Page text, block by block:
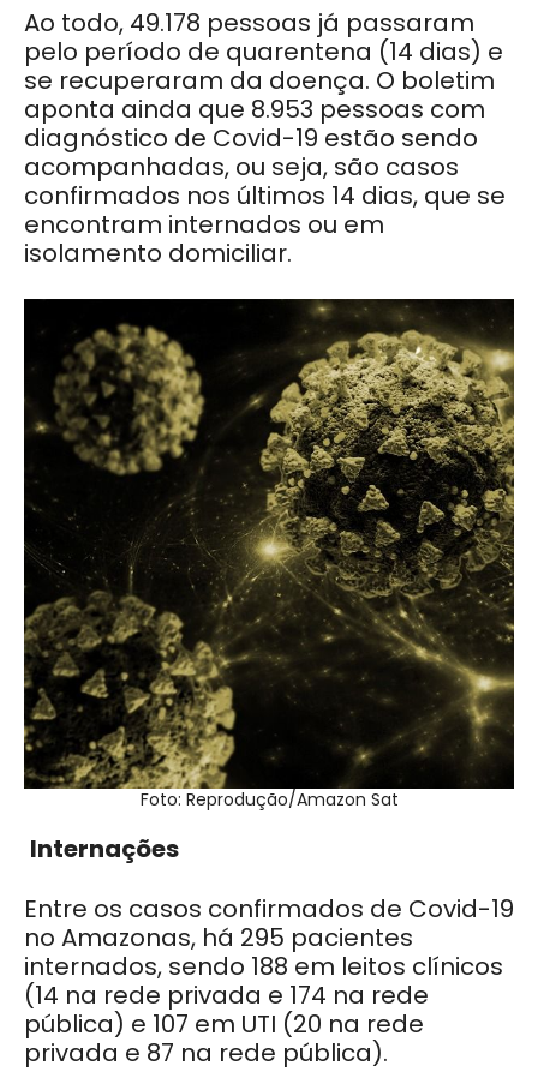
Ao todo, 49.178 pessoas já passaram
pelo período de quarentena (14 dias) e
se recuperaram da doença. O boletim
aponta ainda que 8.953 pessoas com
diagnóstico de Covid-19 estão sendo
acompanhadas, ou seja, são casos
confirmados nos últimos 14 dias, que se
encontram internados ou em
isolamento domiciliar.
Foto: Reprodução/Amazon Sat
Internações
Entre os casos confirmados de Covid-19
no Amazonas, há 295 pacientes
internados, sendo 188 em leitos clínicos
(14 na rede privada e 174 na rede
pública) e 107 em UTI (20 na rede
privada e 87 na rede pública).